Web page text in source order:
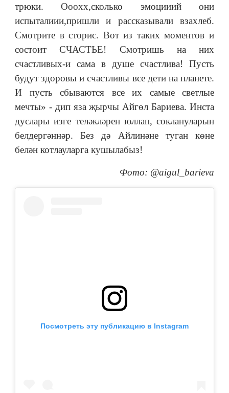
трюки. Ооохх,сколько эмоцииий они
испыталиии,пришли и рассказывали взахлеб.
Смотрите в сторис. Вот из таких моментов и
состоит СЧАСТЬЕ! Смотришь на них
счастливых-и сама в душе счастлива! Пусть
будут здоровы и счастливы все дети на планете.
И пусть сбываются все их самые светлые
мечты» - дип яза җырчы Айгөл Бариева. Инста
дуслары изге теләкләрен юллап, соклануларын
белдергәннәр. Без дә Айлинәне туган көне
белән котлауларга кушылабыз!
Фото: @aigul_barieva
Посмотреть эту публикацию в Instagram